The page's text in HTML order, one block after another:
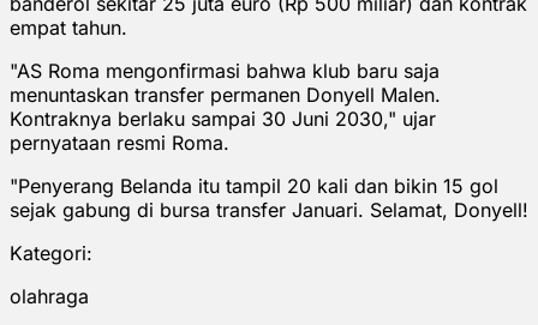
empat tahun.
"AS Roma mengonfirmasi bahwa klub baru saja
menuntaskan transfer permanen Donyell Malen.
Kontraknya berlaku sampai 30 Juni 2030," ujar
pernyataan resmi Roma.
"Penyerang Belanda itu tampil 20 kali dan bikin 15 gol
sejak gabung di bursa transfer Januari. Selamat, Donyell!
Kategori:
olahraga